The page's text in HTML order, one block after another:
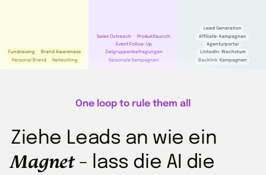
Fundraising
Brand Awareness
Personal Brand
Networking
Sales Outreach
Produktlaunch
Event Follow-Up
Zielgruppenbefragungen
Saisonale Kampagnen
Lead Generation
Affiliate-Kampagnen
Agenturportal
LinkedIn-Wachstum
Backlink-Kampagnen
One loop to rule them all
Ziehe Leads an wie ein
Magnet- lass die AI die